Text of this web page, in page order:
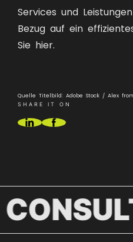
Services und
Bezug auf ein
Sie hier
Quelle Titelbild: Adobe Stock / Alex
SHARE IT ON